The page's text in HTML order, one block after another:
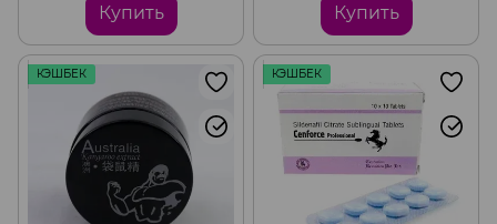
Купить Купить
КЭШБЕК КЭШБЕК